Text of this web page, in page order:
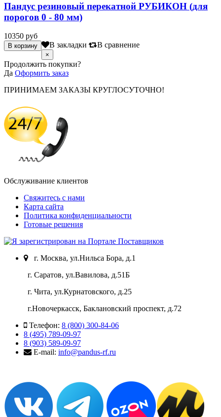
Пандус резиновый перекатной РУБИКОН (для
порогов 0 - 80 мм)
10350 руб
В закладки В сравнение
×
Продолжить покупки?
Да Оформить заказ
ПРИНИМАЕМ ЗАКАЗЫ КРУГЛОСУТОЧНО!
Обслуживание клиентов
Свяжитесь с нами
Карта сайта
Политика конфиденциальности
Готовые решения
г. Москва, ул.Нильса Бора, д.1
г. Саратов, ул.Вавилова, д.51Б
г. Чита, ул.Курнатовского, д.25
г.Новочеркасск, Баклановский проспект, д.72
Телефон: 8 (800) 300-84-06
8 (495) 789-09-97
8 (903) 589-09-97
E-mail: info@pandus-rf.ru